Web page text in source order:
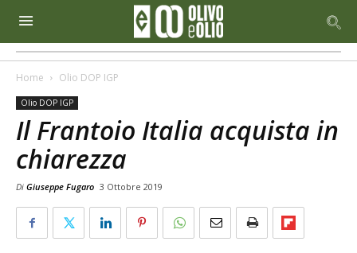
Home Olio DOP IGP
Olio DOP IGP
Il Frantoio Italia acquista in
chiarezza
Di Giuseppe Fugaro 3 Ottobre 2019